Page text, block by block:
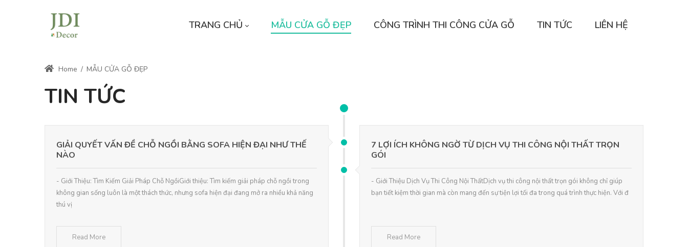
TRANG CHỦ MẪU CỬA GỖ ĐẸP CÔNG TRÌNH THI CÔNG CỬA GỖ TIN TỨC LIÊN HỆ
Home / MẪU CỬA GỖ ĐẸP
TIN TỨC
GIẢI QUYẾT VẤN ĐỀ CHỖ NGỒI BẰNG SOFA HIỆN ĐẠI NHƯ THẾ
NÀO
- Giới Thiệu: Tìm Kiếm Giải Pháp Chỗ NgồiGiới thiệu: Tìm kiếm giải pháp chỗ ngồi trong
không gian sống luôn là một thách thức, nhưng sofa hiện đại đang mở ra nhiều khả năng
thú vị
Read More
7 LỢI ÍCH KHÔNG NGỜ TỪ DỊCH VỤ THI CÔNG NỘI THẤT TRỌN
GÓI
- Giới Thiệu Dịch Vụ Thi Công Nội ThấtDịch vụ thi công nội thất trọn gói không chỉ giúp
bạn tiết kiệm thời gian mà còn mang đến sự tiện lợi tối đa trong quá trình thực hiện. Với đ
Read More